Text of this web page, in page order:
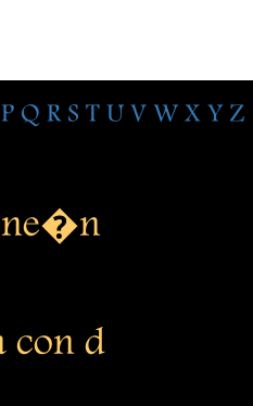
P Q R S T U V W X Y Z
con d